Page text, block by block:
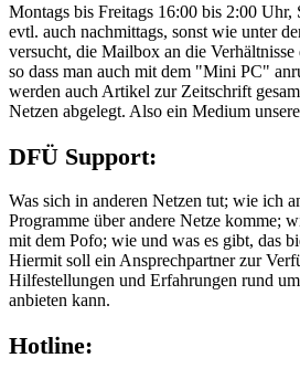
Montags bis Freitags 16:00 bis 2:00 Uhr,
evtl. auch nachmittags, sonst wie unter
versucht, die Mailbox an die Verhältnisse
so dass man auch mit dem "Mini PC"
werden auch Artikel zur Zeitschrift
Netzen abgelegt. Also ein Medium
DFÜ Support:
Was sich in anderen Netzen tut; wie ich
Programme über andere Netze komme;
mit dem Pofo; wie und was es gibt, das
Hiermit soll ein Ansprechpartner zur
Hilfestellungen und Erfahrungen rund
anbieten kann.
Hotline: